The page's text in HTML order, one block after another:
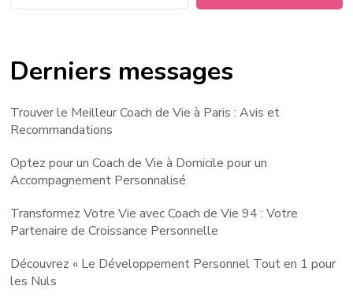
Derniers messages
Trouver le Meilleur Coach de Vie à Paris : Avis et
Recommandations
Optez pour un Coach de Vie à Domicile pour un
Accompagnement Personnalisé
Transformez Votre Vie avec Coach de Vie 94 : Votre
Partenaire de Croissance Personnelle
Découvrez « Le Développement Personnel Tout en 1 pour
les Nuls